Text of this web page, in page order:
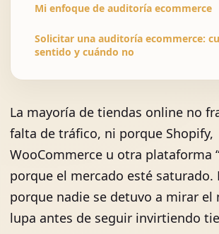
La mayoría de tiendas online no
falta de tráfico, ni porque Shopify,
WooCommerce u otra plataforma
porque el mercado esté saturado.
porque nadie se detuvo a mirar el
lupa antes de seguir invirtiendo
Mi enfoque de auditoría ecommerce
Solicitar una auditoría ecommerce:
sentido y cuándo no